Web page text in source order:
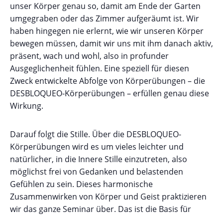
unser Körper genau so, damit am Ende der Garten
umgegraben oder das Zimmer aufgeräumt ist. Wir
haben hingegen nie erlernt, wie wir unseren Körper
bewegen müssen, damit wir uns mit ihm danach aktiv,
präsent, wach und wohl, also in profunder
Ausgeglichenheit fühlen. Eine speziell für diesen
Zweck entwickelte Abfolge von Körperübungen – die
DESBLOQUEO-Körperübungen – erfüllen genau diese
Wirkung.
Darauf folgt die Stille. Über die DESBLOQUEO-
Körperübungen wird es um vieles leichter und
natürlicher, in die Innere Stille einzutreten, also
möglichst frei von Gedanken und belastenden
Gefühlen zu sein. Dieses harmonische
Zusammenwirken von Körper und Geist praktizieren
wir das ganze Seminar über. Das ist die Basis für